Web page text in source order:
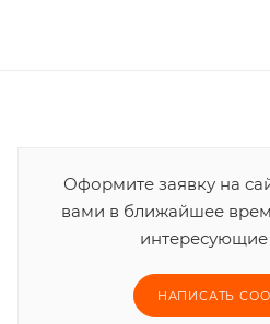
Оформите заявку на
вами в ближайшее
НАПИСАТЬ